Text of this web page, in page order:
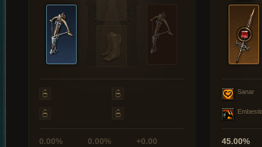
0.00% 0.00% +0.00
Sanar
45.00%